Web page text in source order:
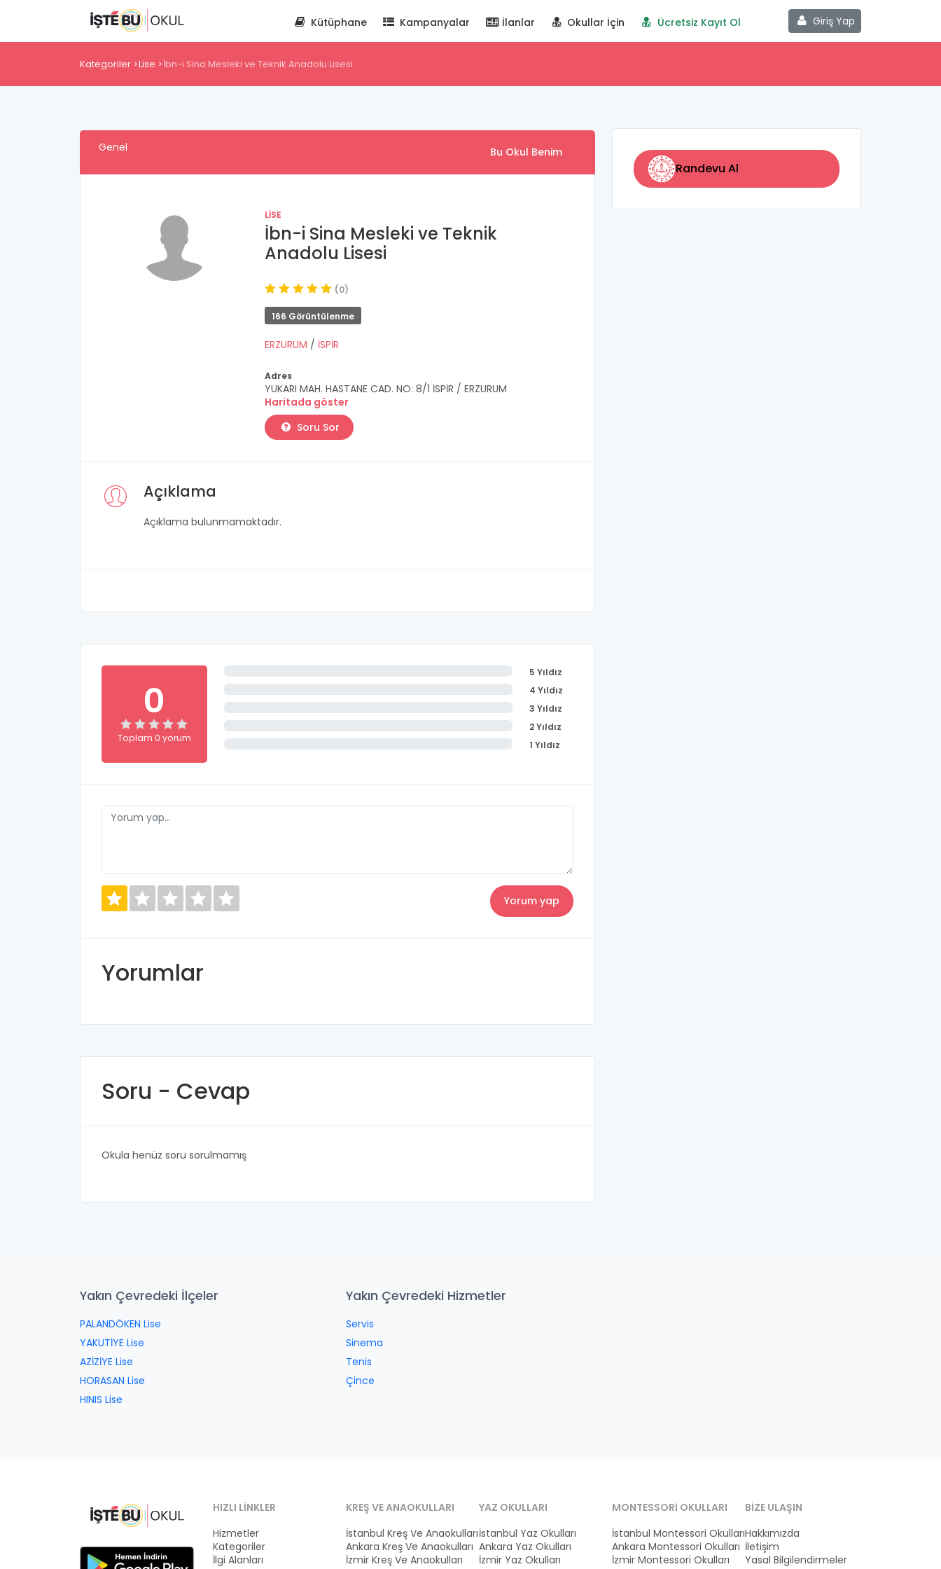
Giriş Yap
Kütüphane Kampanyalar İlanlar Okullar İçin Ücretsiz Kayıt Ol
Kategoriler Lise İbn-i Sina Mesleki ve Teknik Anadolu Lisesi
Genel Bu Okul Benim
LISE
İbn-i Sina Mesleki ve Teknik
Anadolu Lisesi
(0)
166 Görüntülenme
ERZURUM / İSPİR
Adres
YUKARI MAH. HASTANE CAD. NO: 8/1 İSPİR / ERZURUM
Haritada göster
Soru Sor
Açıklama
Açıklama bulunmamaktadır.
0
Toplam 0 yorum
5 Yıldız
4 Yıldız
3 Yıldız
2 Yıldız
1 Yıldız
Yorumlar
Soru - Cevap
Okula henüz soru sorulmamış
Randevu Al
Yakın Çevredeki İlçeler
PALANDÖKEN Lise
YAKUTİYE Lise
AZİZİYE Lise
HORASAN Lise
HINIS Lise
Yakın Çevredeki Hizmetler
Servis
Sinema
Tenis
Çince
HIZLI LINKLER
Hizmetler
Kategoriler
İlgi Alanları
KREŞ VE ANAOKULLARI
İstanbul Kreş Ve Anaokulları
Ankara Kreş Ve Anaokulları
İzmir Kreş Ve Anaokulları
YAZ OKULLARI
İstanbul Yaz Okulları
Ankara Yaz Okulları
İzmir Yaz Okulları
MONTESSORI OKULLARI
İstanbul Montessori Okulları
Ankara Montessori Okulları
İzmir Montessori Okulları
BIZE ULAŞIN
Hakkımızda
İletişim
Yasal Bilgilendirmeler